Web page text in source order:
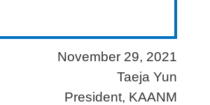
November 29, 2021
Taeja Yun
President, KAANM